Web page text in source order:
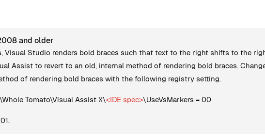
and older
Visual Studio renders bold braces such that text to the right shifts to the
Assist to revert to an old, internal method of rendering bold braces.
of rendering bold braces with the following registry setting.
Tomato\Visual Assist X\<IDE spec>\UseVsMarkers = 00